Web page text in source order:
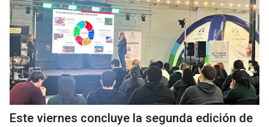
Este viernes concluye la segunda edición de